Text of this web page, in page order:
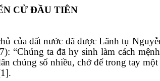
CỬ ĐẦU TIÊN
của đất nước đã được Lãnh tụ
“Chúng ta đã hy sinh làm cách
chúng số nhiều, chớ để trong tay
.